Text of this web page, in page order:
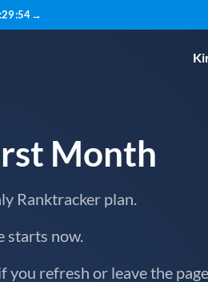
29:53→
Month
Ranktracker plan.
starts now.
you refresh or leave the